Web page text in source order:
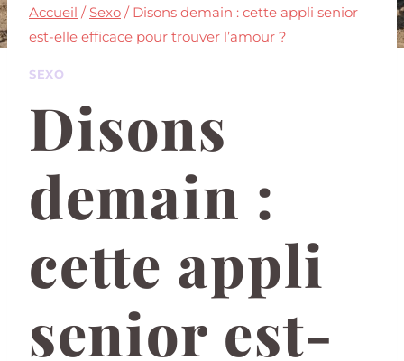
Accueil / Sexo / Disons demain : cette appli senior
est-elle efficace pour trouver l’amour ?
SEXO
Disons
demain :
cette appli
senior est-